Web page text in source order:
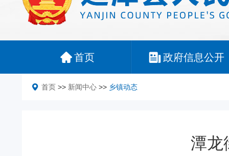
首页 政府信息公开
首页 >> 新闻中心 >> 乡镇动态
潭龙